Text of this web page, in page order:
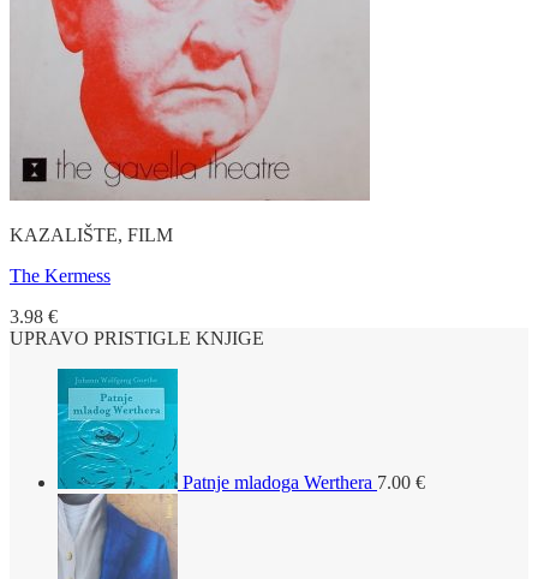
KAZALIŠTE, FILM
The Kermess
3.98 €
UPRAVO PRISTIGLE KNJIGE
Patnje mladoga Werthera 7.00 €